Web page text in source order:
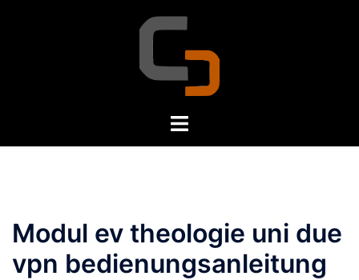
Toggle
Modul ev theologie uni due
vpn bedienungsanleitung